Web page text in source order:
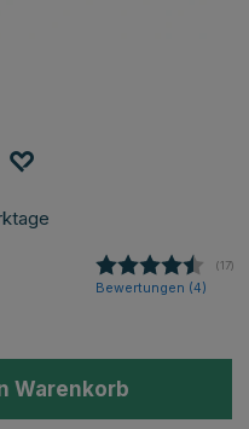
(17)
Bewertungen (4)
Warenkorb